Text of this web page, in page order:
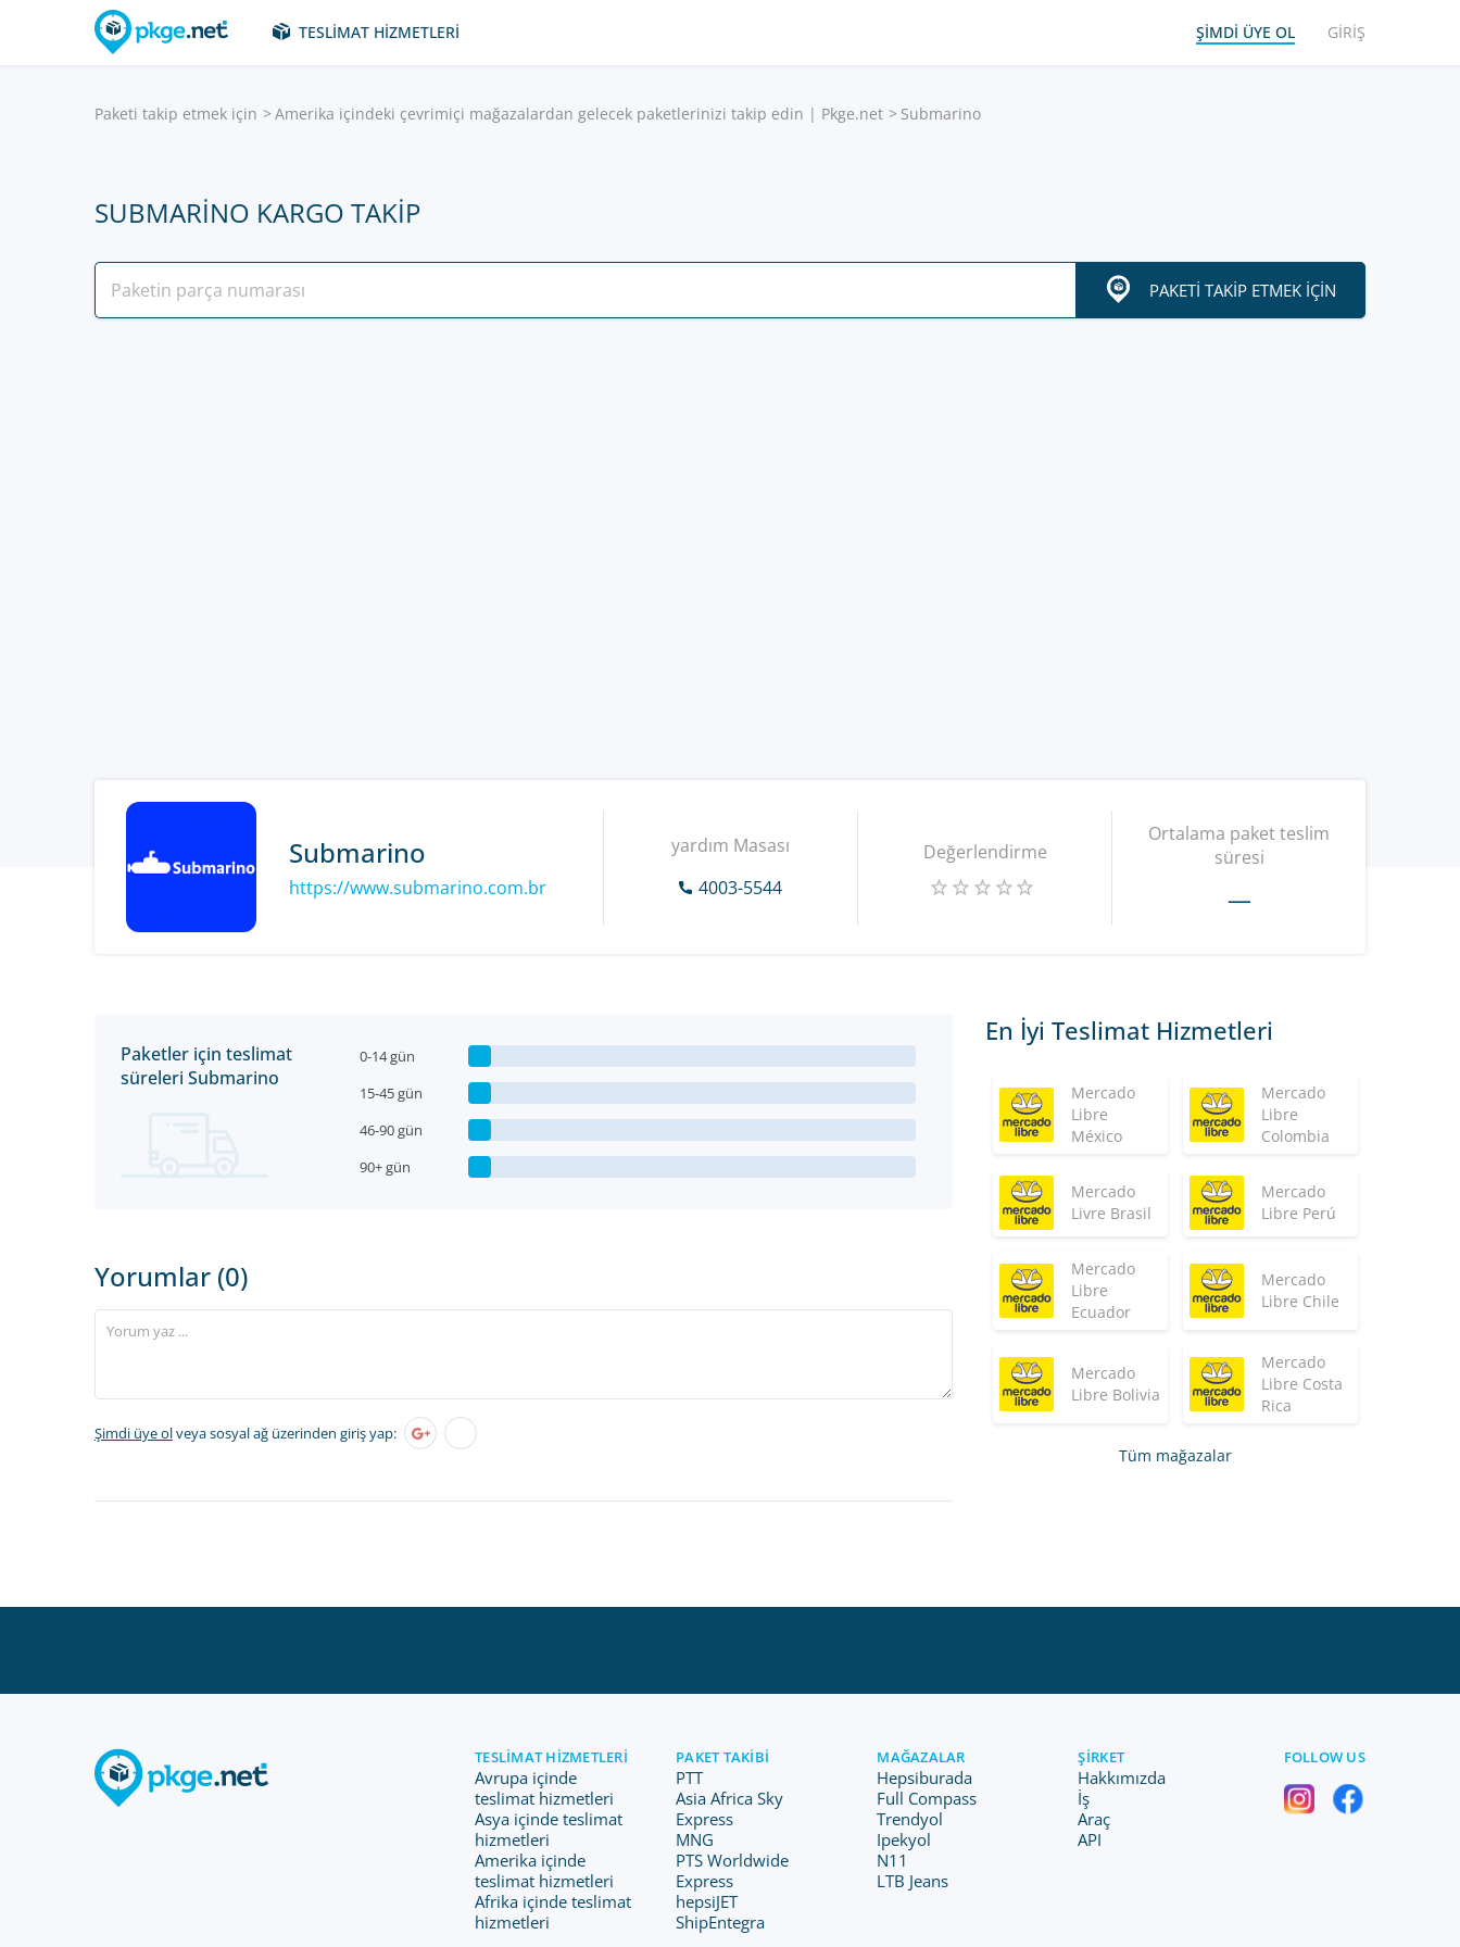
TESLIMAT HIZMETLERI ŞIMDI ÜYE OL GIRIŞ
Paketi takip etmek için Amerika içindeki çevrimiçi mağazalardan gelecek paketlerinizi takip edin | Pkge.net Submarino
SUBMARINO KARGO TAKIP
PAKETI TAKIP ETMEK IÇIN
Submarino
https://www.submarino.com.br
yardım Masası
4003-5544
Değerlendirme
Ortalama paket teslim
süresi
—
Paketler için teslimat
süreleri Submarino
0-14 gün
15-45 gün
46-90 gün
90+ gün
Yorumlar (0)
Şimdi üye olveya sosyal ağ üzerinden giriş yap:
En İyi Teslimat Hizmetleri
Mercado
Libre
México
Mercado
Libre
Colombia
Mercado
Livre Brasil
Mercado
Libre Perú
Mercado
Libre
Ecuador
Mercado
Libre Chile
Mercado
Libre Bolivia
Mercado
Libre Costa
Rica
Tüm mağazalar
TESLIMAT HIZMETLERI
Avrupa içinde
teslimat hizmetleri
Asya içinde teslimat
hizmetleri
Amerika içinde
teslimat hizmetleri
Afrika içinde teslimat
hizmetleri
PAKET TAKIBI
PTT
Asia Africa Sky
Express
MNG
PTS Worldwide
Express
hepsiJET
ShipEntegra
MAĞAZALAR
Hepsiburada
Full Compass
Trendyol
Ipekyol
N11
LTB Jeans
ŞIRKET
Hakkımızda
İş
Araç
API
FOLLOW US